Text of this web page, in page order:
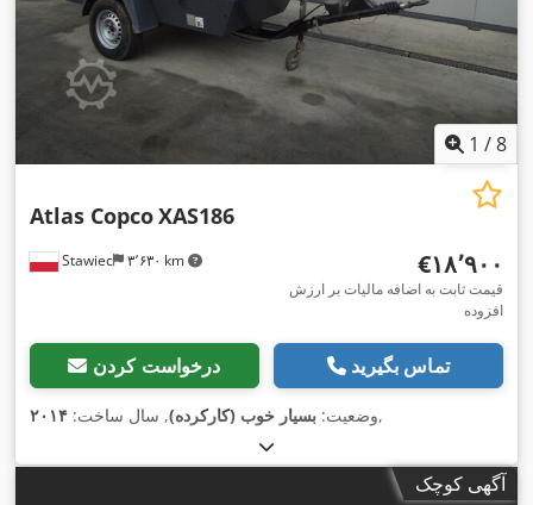
1 /8
Stawiec ۳٬۶۳۰ km
Atlas CopcoXAS186
‎€۱۸٬۹۰۰
قیمت ثابت به اضافه مالیات بر ارزش
افزوده
درخواست کردن تماس بگیرید
وضعیت: بسیار خوب (کارکرده), سال ساخت: ۲۰۱۴ ,
آگهی کوچک